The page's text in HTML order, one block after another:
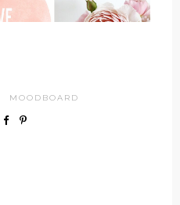
MOODBOARD